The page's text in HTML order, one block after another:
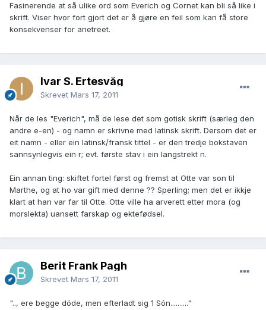
Fasinerende at så ulike ord som Everich og Cornet kan bli så like i
skrift. Viser hvor fort gjort det er å gjøre en feil som kan få store
konsekvenser for anetreet.
Ivar S. Ertesvåg
Skrevet Mars 17, 2011
Når de les "Everich", må de lese det som gotisk skrift (særleg den
andre e-en) - og namn er skrivne med latinsk skrift. Dersom det er
eit namn - eller ein latinsk/fransk tittel - er den tredje bokstaven
sannsynlegvis ein r; evt. første stav i ein langstrekt n.
Ein annan ting: skiftet fortel først og fremst at Otte var son til
Marthe, og at ho var gift med denne ?? Sperling; men det er ikkje
klart at han var far til Otte. Otte ville ha arverett etter mora (og
morslekta) uansett farskap og ektefødsel.
Berit Frank Pagh
Skrevet Mars 17, 2011
".., ere begge dóde, men efterladt sig 1 Són.........."